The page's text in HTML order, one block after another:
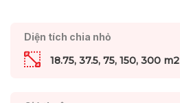
Diện tích chia nhỏ
18.75, 37.5, 75, 150, 300 m2